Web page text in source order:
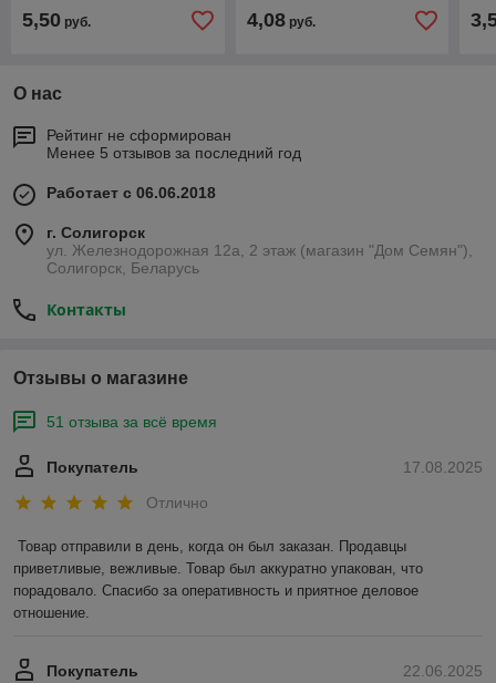
5,50 руб. 4,08руб.
О нас
Рейтинг не сформирован
Менее 5 отзывов за последний год
Работает с 06.06.2018
г. Солигорск
ул. Железнодорожная 12а, 2 этаж (магазин "Дом Семян"),
Солигорск, Беларусь
Контакты
Отзывы о магазине
51 отзыва за всё время
17.08.2025
Покупатель
Отлично
Товар отправили в день, когда он был заказан. Продавцы
приветливые, вежливые. Товар был аккуратно упакован, что
порадовало. Спасибо за оперативность и приятное деловое
отношение.
22.06.2025
Покупатель